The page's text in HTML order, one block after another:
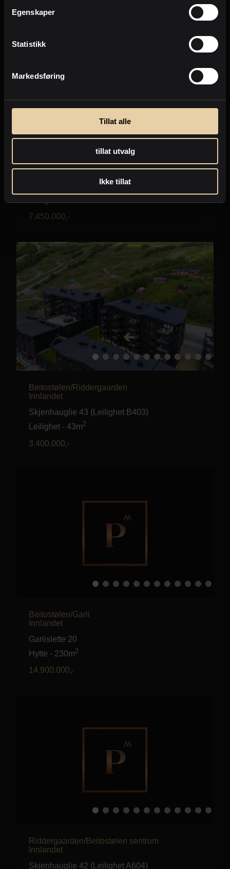
Egenskaper
Statistikk
Markedsføring
Tillat alle
tillat utvalg
Ikke tillat
Innlandet
Skjenhauglie 44 (Leilighet C705 / C735)
7.450.000,-
Beitostølen/Riddergaarden
Innlandet
Skjenhauglie 43 (Leilighet B403)
Leilighet - 43m2
3.400.000,-
Beitostølen/Garli
Innlandet
Garlislette 20
Hytte - 230m2
14.900.000,-
Riddergaarden/Beitostølen sentrum
Innlandet
Skjenhauglie 42 (Leilighet A604)